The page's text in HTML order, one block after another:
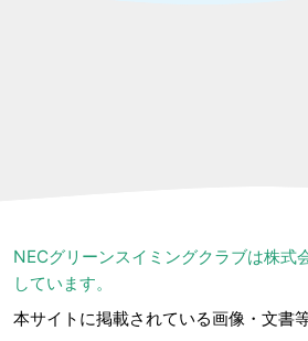
NECグリーンスイミングクラブは株式
しています。
本サイトに掲載されている画像・文書